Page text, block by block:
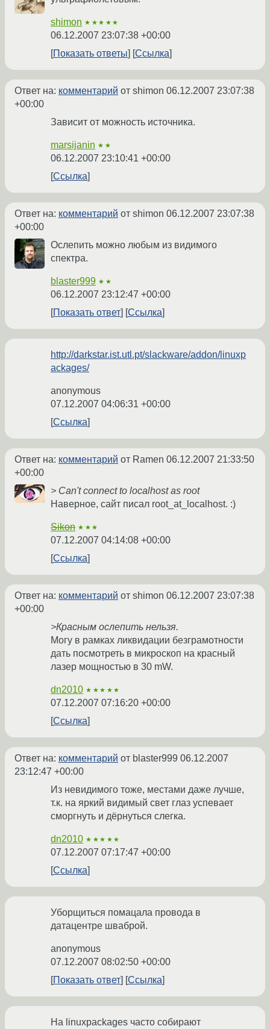
shimon ★★★★★
06.12.2007 23:07:38 +00:00
Показать ответы
Ссылка
Ответ на: комментарий от shimon 06.12.2007 23:07:38
+00:00
Зависит от можность источника.
marsijanin ★★
06.12.2007 23:10:41 +00:00
Ссылка
Ответ на: комментарий от shimon 06.12.2007 23:07:38
+00:00
Ослепить можно любым из видимого
спектра.
blaster999 ★★
06.12.2007 23:12:47 +00:00
Показать ответ
Ссылка
http://darkstar.ist.utl.pt/slackware/addon/linuxp
ackages/
anonymous
07.12.2007 04:06:31 +00:00
Ссылка
Ответ на: комментарий от Ramen 06.12.2007 21:33:50
+00:00
> Can't connect to localhost as root
Наверное, сайт писал root_at_localhost. :)
Sikon ★★★
07.12.2007 04:14:08 +00:00
Ссылка
Ответ на: комментарий от shimon 06.12.2007 23:07:38
+00:00
>Красным ослепить нельзя.
Могу в рамках ликвидации безграмотности
дать посмотреть в микроскоп на красный
лазер мощностью в 30 mW.
dn2010 ★★★★★
07.12.2007 07:16:20 +00:00
Ссылка
Ответ на: комментарий от blaster999 06.12.2007
23:12:47 +00:00
Из невидимого тоже, местами даже лучше,
т.к. на яркий видимый свет глаз успевает
сморгнуть и дёрнуться слегка.
dn2010 ★★★★★
07.12.2007 07:17:47 +00:00
Ссылка
Уборщиться помацала провода в
датацентре шваброй.
anonymous
07.12.2007 08:02:50 +00:00
Показать ответ
Ссылка
На linuxpackages часто собирают